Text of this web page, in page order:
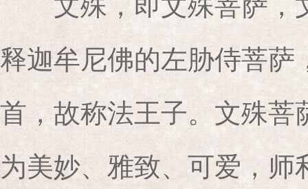
释迦牟尼佛的左胁侍菩萨
首，故称法王子。文殊菩
为美妙、雅致、可爱，